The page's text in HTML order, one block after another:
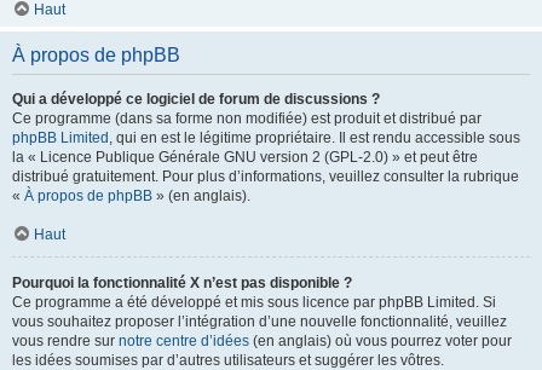
Haut
À propos de phpBB
Qui a développé ce logiciel de forum de discussions ?
Ce programme (dans sa forme non modifiée) est produit et distribué par
phpBB Limited , qui en est le légitime propriétaire. Il est rendu accessible sous
la « Licence Publique Générale GNU version 2 (GPL-2.0) » et peut être
distribué gratuitement. Pour plus d’informations, veuillez consulter la rubrique
« À propos de phpBB » (en anglais).
Haut
Pourquoi la fonctionnalité X n’est pas disponible ?
Ce programme a été développé et mis sous licence par phpBB Limited. Si
vous souhaitez proposer l’intégration d’une nouvelle fonctionnalité, veuillez
vous rendre sur notre centre d’idées (en anglais) où vous pourrez voter pour
les idées soumises par d’autres utilisateurs et suggérer les vôtres.